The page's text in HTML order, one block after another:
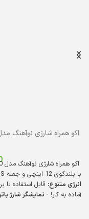
اکو همراه شارژی نوآهنگ مدل N400
با بلندگوی 12 اینچی و جعبه ABS برای تولید صدای فوق‌العاده و واضح.
انرژی متنوع: قابل استفاده
آماده به کار! - نمایشگر شارژ